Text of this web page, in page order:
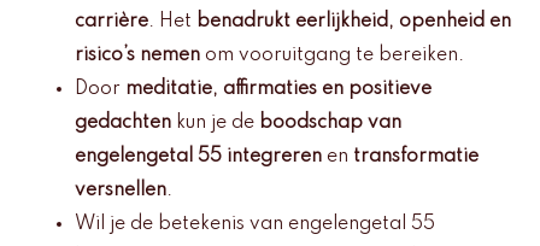
carrière. Het benadrukt eerlijkheid, openheid en
risico’s nemen om vooruitgang te bereiken.
Door meditatie, affirmaties en positieve
gedachten kun je de boodschap van
engelengetal 55 integreren en transformatie
versnellen.
Wil je de betekenis van engelengetal 55